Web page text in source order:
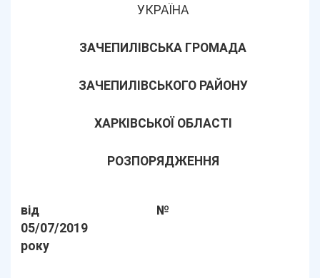
УКРАЇНА
ЗАЧЕПИЛІВСЬКА ГРОМАДА
ЗАЧЕПИЛІВСЬКОГО РАЙОНУ
ХАРКІВСЬКОЇ ОБЛАСТІ
РОЗПОРЯДЖЕННЯ
від
05/07/2019
року
№